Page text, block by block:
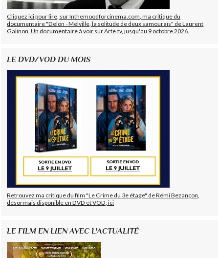
Cliquez ici pour lire, sur Inthemoodforcinema.com, ma critique du
documentaire "Delon - Melville, la solitude de deux samouraïs" de Laurent
Galinon. Un documentaire à voir sur Arte.tv, jusqu'au 9 octobre 2026.
LE DVD/VOD DU MOIS
Retrouvez ma critique du film "Le Crime du 3e étage" de Rémi Bezançon,
désormais disponible en DVD et VOD, ici
LE FILM EN LIEN AVEC L'ACTUALITÉ